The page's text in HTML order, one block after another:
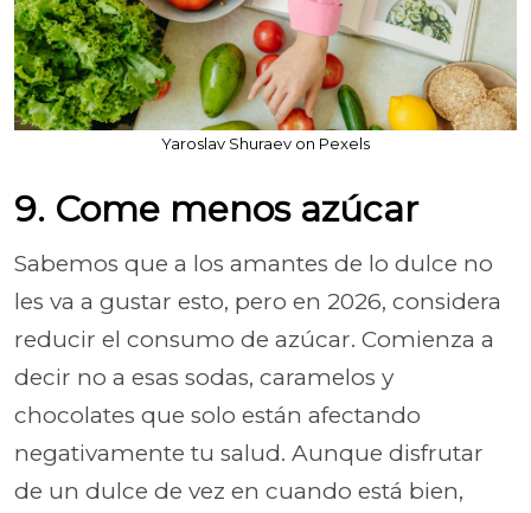
Yaroslav Shuraev on Pexels
9. Come menos azúcar
Sabemos que a los amantes de lo dulce no
les va a gustar esto, pero en 2026, considera
reducir el consumo de azúcar. Comienza a
decir no a esas sodas, caramelos y
chocolates que solo están afectando
negativamente tu salud. Aunque disfrutar
de un dulce de vez en cuando está bien,